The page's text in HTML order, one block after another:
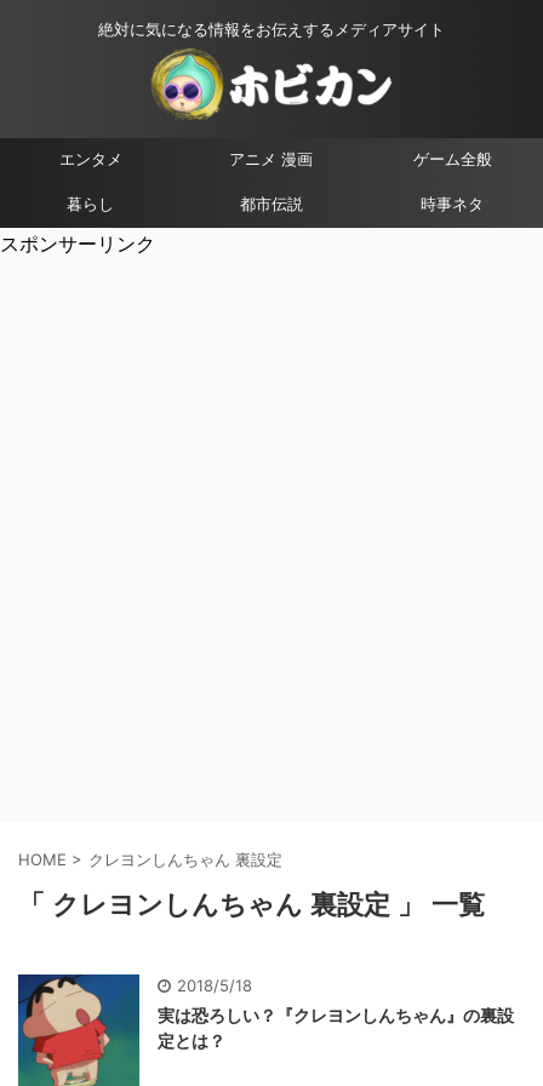
絶対に気になる情報をお伝えするメディアサイト
エンタメ アニメ 漫画 ゲーム全般
暮らし 都市伝説 時事ネタ
スポンサーリンク
HOME > クレヨンしんちゃん 裏設定
「 クレヨンしんちゃん 裏設定 」 一覧
2018/5/18
実は恐ろしい？『クレヨンしんちゃん』の裏設
定とは？